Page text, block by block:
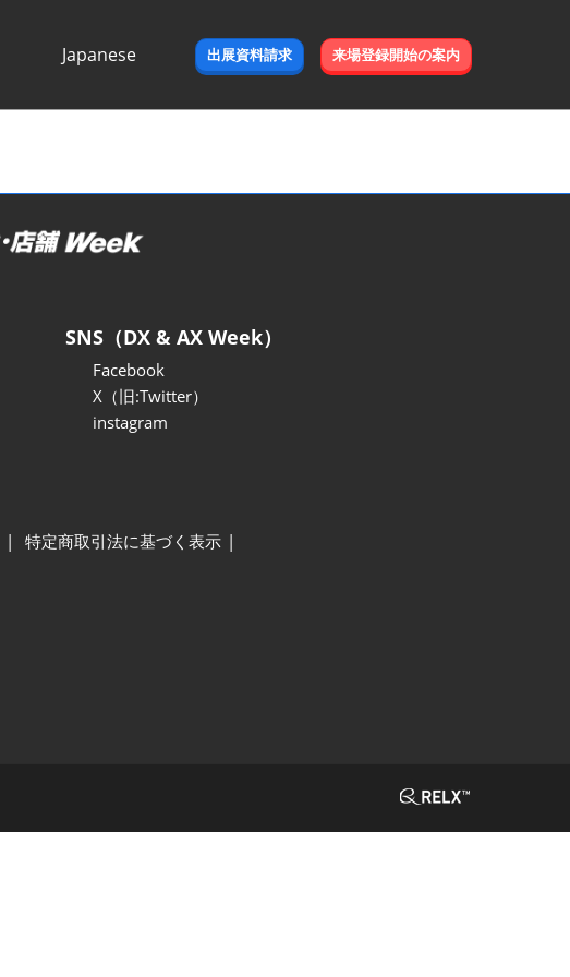
Japanese
出展資料請求 来場登録開始の案内
SNS（DX & AX Week）
Facebook
X（旧:Twitter）
instagram
特定商取引法に基づく表示